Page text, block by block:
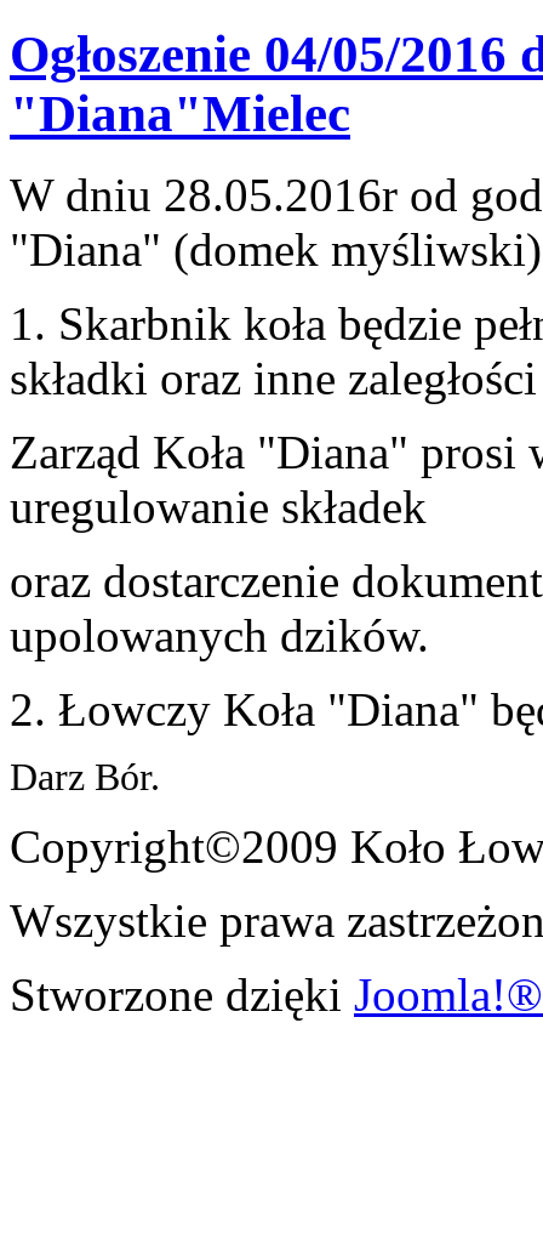
Ogłoszenie 04/05/
"Diana"Mielec
W dniu 28.05.2016r od
"Diana" (domek
1. Skarbnik koła będzie
składki oraz inne
Zarząd Koła "Diana"
uregulowanie składek
oraz dostarczenie
upolowanych dzików.
2. Łowczy Koła "Diana"
Darz Bór.
Copyright©2009 Koło
Wszystkie prawa
Stworzone dzięki Joomla!®